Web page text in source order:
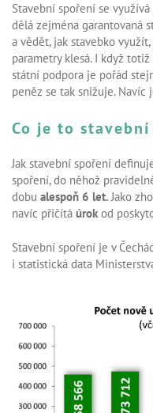
Stavební spoření se
dělá zejména garantovaná
a vědět, jak stavebko
parametry klesá. I když
státní podpora je pořád
peněz se tak snižuje.
Co je to
Jak stavební spoření
spoření, do něhož
dobu alespoň 6 let.Jako
navíc přičítá úrok od
Stavební spoření je v
i statistická data